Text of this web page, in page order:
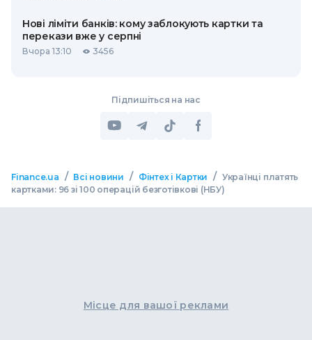
Нові ліміти банків: кому заблокують картки та
перекази вже у серпні
Вчора 13:10 3456
Підпишіться на нас
Finance.ua / Всі новини / Фінтех і Картки / Українці платять
картками: 96 зі 100 операцій безготівкові (НБУ)
Місце для вашої реклами